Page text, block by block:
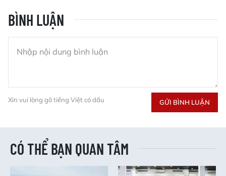
BÌNH LUẬN
Xin vui lòng gõ tiếng Việt có dấu GỬI BÌNH LUẬN
CÓ THỂ BẠN QUAN TÂM